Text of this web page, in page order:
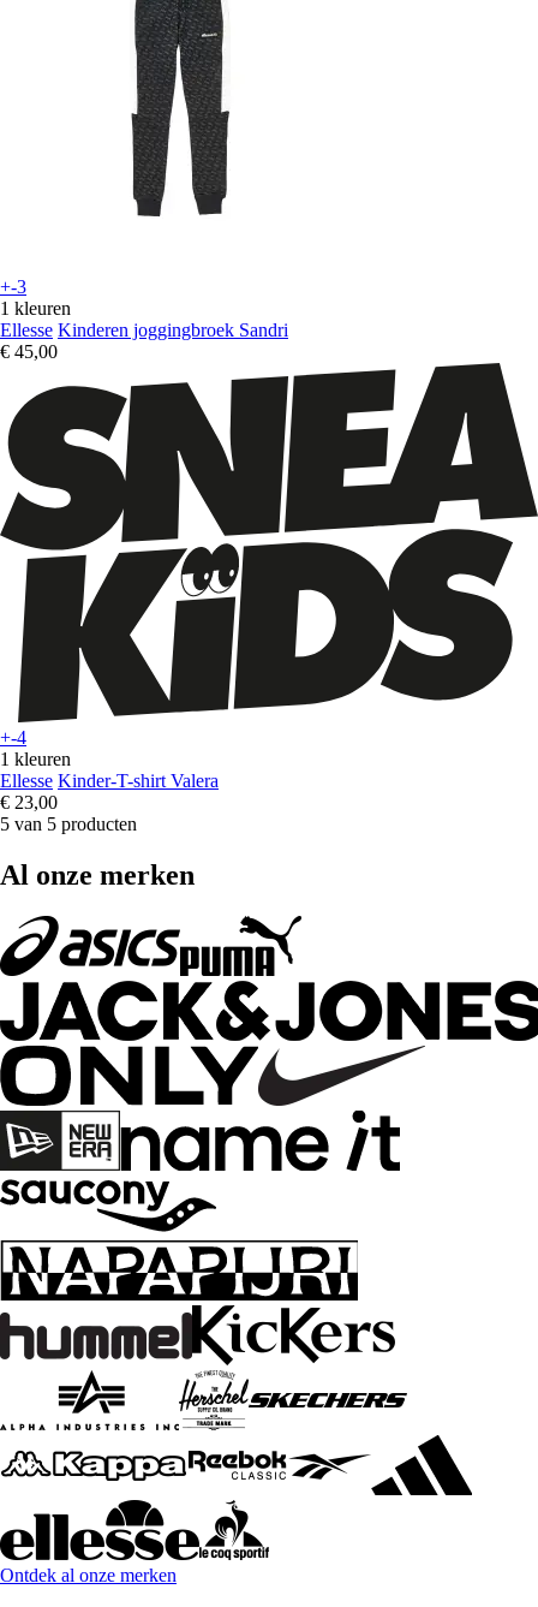
+-3
1 kleuren
Ellesse Kinderen joggingbroek Sandri
€ 45,00
+-4
1 kleuren
Ellesse Kinder-T-shirt Valera
€ 23,00
5 van 5 producten
Al onze merken
Ontdek al onze merken